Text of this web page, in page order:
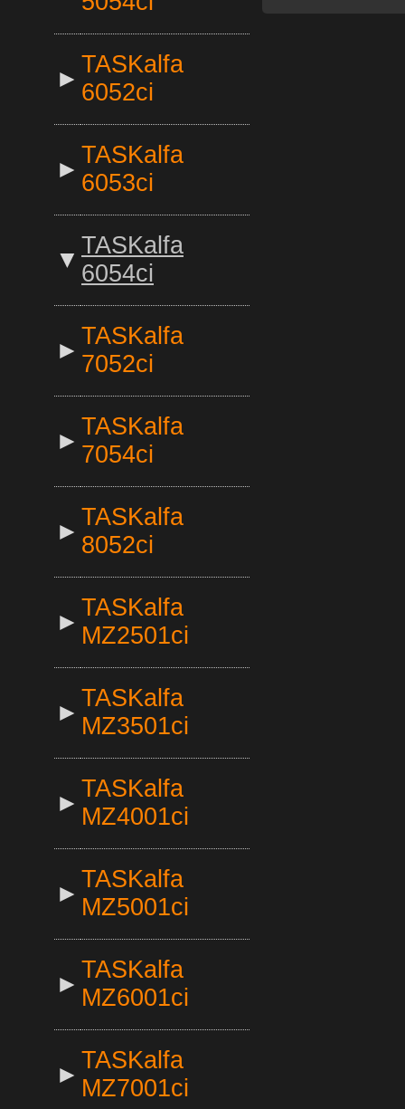
►
TASKalfa
6052ci
►
TASKalfa
6053ci
▼
TASKalfa
6054ci
►
TASKalfa
7052ci
►
TASKalfa
7054ci
►
TASKalfa
8052ci
►
TASKalfa
MZ2501ci
►
TASKalfa
MZ3501ci
►
TASKalfa
MZ4001ci
►
TASKalfa
MZ5001ci
►
TASKalfa
MZ6001ci
►
TASKalfa
MZ7001ci